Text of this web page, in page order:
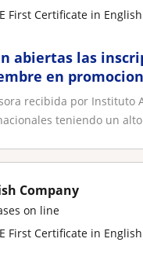
First Certificate in English
abiertas las
en promocion
recibida por Instituto
teniendo un
Company
on line
First Certificate in English